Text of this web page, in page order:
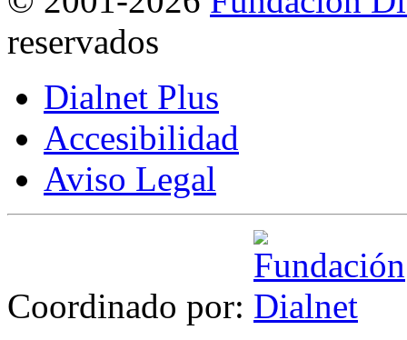
reservados
Dialnet Plus
Accesibilidad
Aviso Legal
Coordinado por: